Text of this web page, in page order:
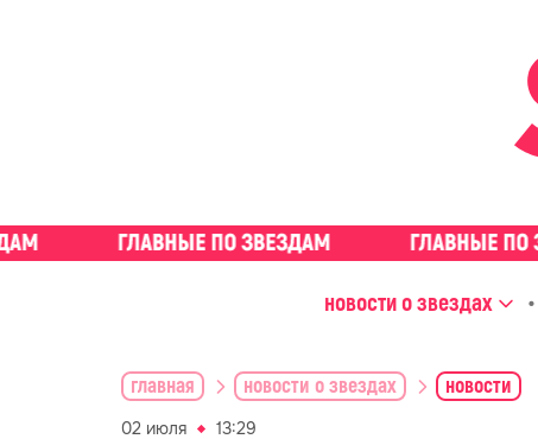
новости о звездах
главная новости о звездах новости
02 июля 13:29